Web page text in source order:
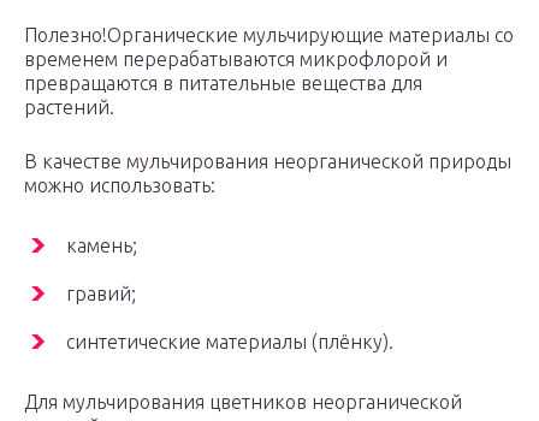
Полезно!Органические мульчирующие материалы со
временем перерабатываются микрофлорой и
превращаются в питательные вещества для
растений.
В качестве мульчирования неорганической природы
можно использовать:
камень;
гравий;
синтетические материалы (плёнку).
Для мульчирования цветников неорганической